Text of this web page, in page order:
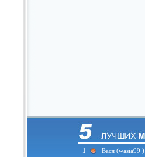
1 Вася (wasia99 )